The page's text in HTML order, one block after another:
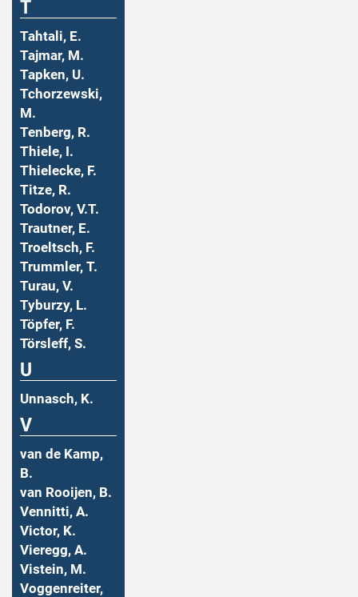
T
Tahtali, E.
Tajmar, M.
Tapken, U.
Tchorzewski,
M.
Tenberg, R.
Thiele, I.
Thielecke, F.
Titze, R.
Todorov, V.T.
Trautner, E.
Troeltsch, F.
Trummler, T.
Turau, V.
Tyburzy, L.
Töpfer, F.
Törsleff, S.
U
Unnasch, K.
V
van de Kamp,
B.
van Rooijen, B.
Vennitti, A.
Victor, K.
Vieregg, A.
Vistein, M.
Voggenreiter,